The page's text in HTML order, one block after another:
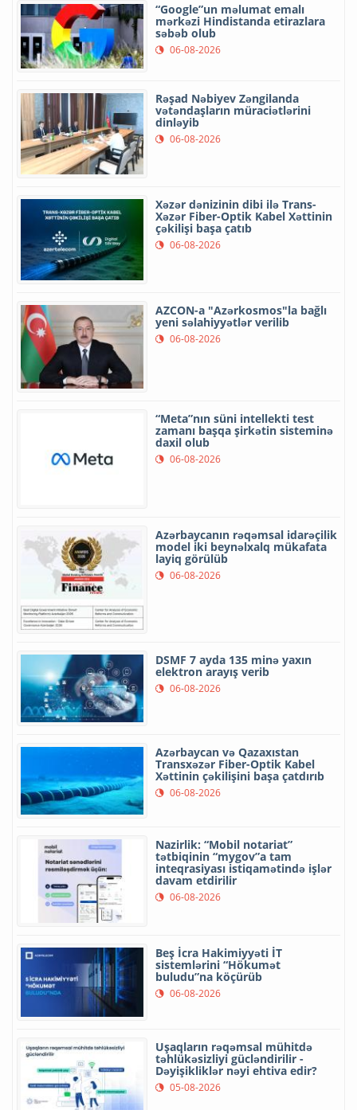
“Google”un məlumat emalı
mərkəzi Hindistanda etirazlara
səbəb olub
06-08-2026
Rəşad Nəbiyev Zəngilanda
vətəndaşların müraciətlərini
dinləyib
06-08-2026
Xəzər dənizinin dibi ilə Trans-
Xəzər Fiber-Optik Kabel Xəttinin
çəkilişi başa çatıb
06-08-2026
AZCON-a "Azərkosmos"la bağlı
yeni səlahiyyətlər verilib
06-08-2026
“Meta”nın süni intellekti test
zamanı başqa şirkətin sisteminə
daxil olub
06-08-2026
Azərbaycanın rəqəmsal idarəçilik
model iki beynəlxalq mükafata
layiq görülüb
06-08-2026
DSMF 7 ayda 135 minə yaxın
elektron arayış verib
06-08-2026
Azərbaycan və Qazaxıstan
Transxəzər Fiber-Optik Kabel
Xəttinin çəkilişini başa çatdırıb
06-08-2026
Nazirlik: “Mobil notariat”
tətbiqinin “mygov”a tam
inteqrasiyası istiqamətində işlər
davam etdirilir
06-08-2026
Beş İcra Hakimiyyəti İT
sistemlərini “Hökumət
buludu”na köçürüb
06-08-2026
Uşaqların rəqəmsal mühitdə
təhlükəsizliyi gücləndirilir -
Dəyişikliklər nəyi ehtiva edir?
05-08-2026